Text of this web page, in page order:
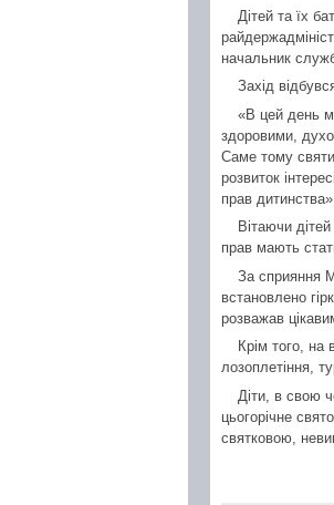
Дітей та їх
начальник
Захід
«В цей день
здоровими,
Саме тому
розвиток
прав
Вітаючи
прав мають
За сприяння
встановлено
розважав
Крім того, на
лозоплетіння,
Діти, в свою
цьогорічне
святковою,